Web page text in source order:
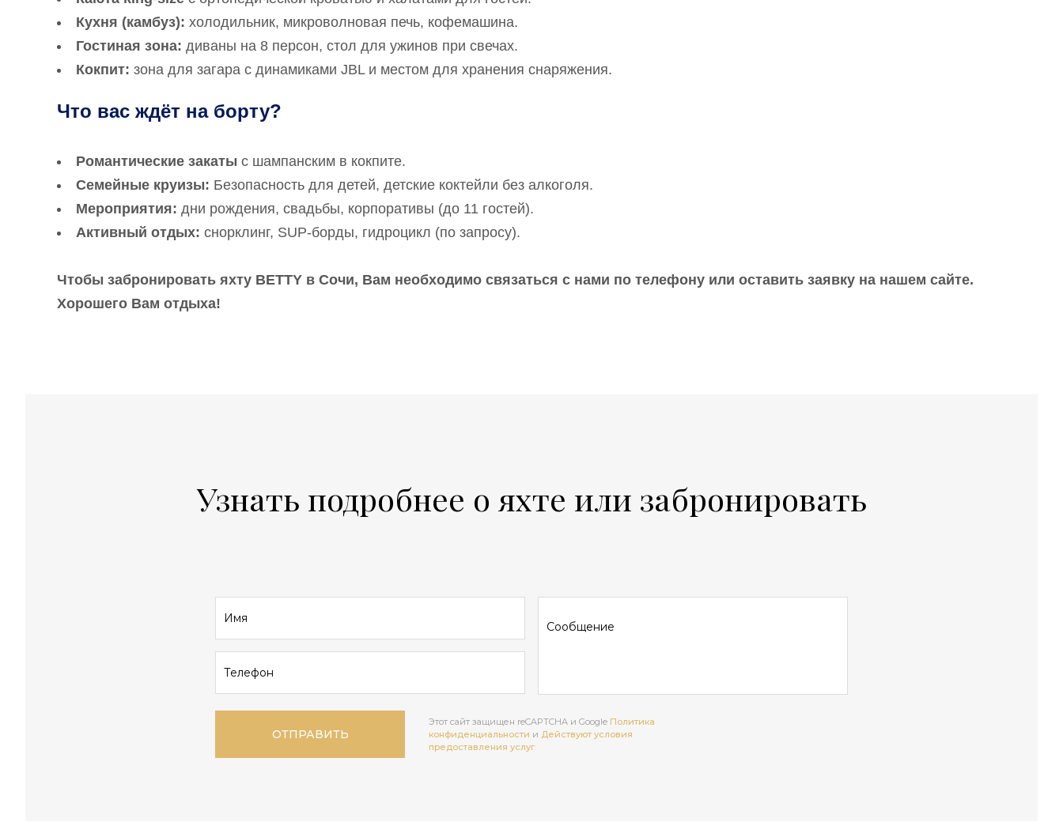
Кухня (камбуз): холодильник, микроволновая печь, кофемашина.
Гостиная зона: диваны на 8 персон, стол для ужинов при свечах.
Кокпит: зона для загара с динамиками JBL и местом для хранения снаряжения.
Что вас ждёт на борту?
Романтические закаты с шампанским в кокпите.
Семейные круизы: Безопасность для детей, детские коктейли без алкоголя.
Мероприятия: дни рождения, свадьбы, корпоративы (до 11 гостей).
Активный отдых: снорклинг, SUP-борды, гидроцикл (по запросу).
Чтобы забронировать яхту BETTY в Сочи, Вам необходимо связаться с нами по телефону или оставить заявку на нашем сайте.
Хорошего Вам отдыха!
Узнать подробнее о яхте или забронировать
Этот сайт защищен reCAPTCHA и Google Политика
конфиденциальности и Действуют условия
предоставления услуг.